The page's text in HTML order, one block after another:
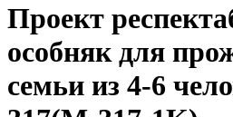
Проект
особняк для
семьи из 4-6